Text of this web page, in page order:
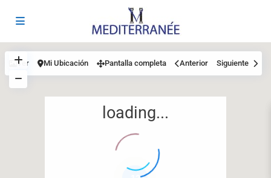
loading...
Ver Mi Ubicación Pantalla completa Anterior Siguiente